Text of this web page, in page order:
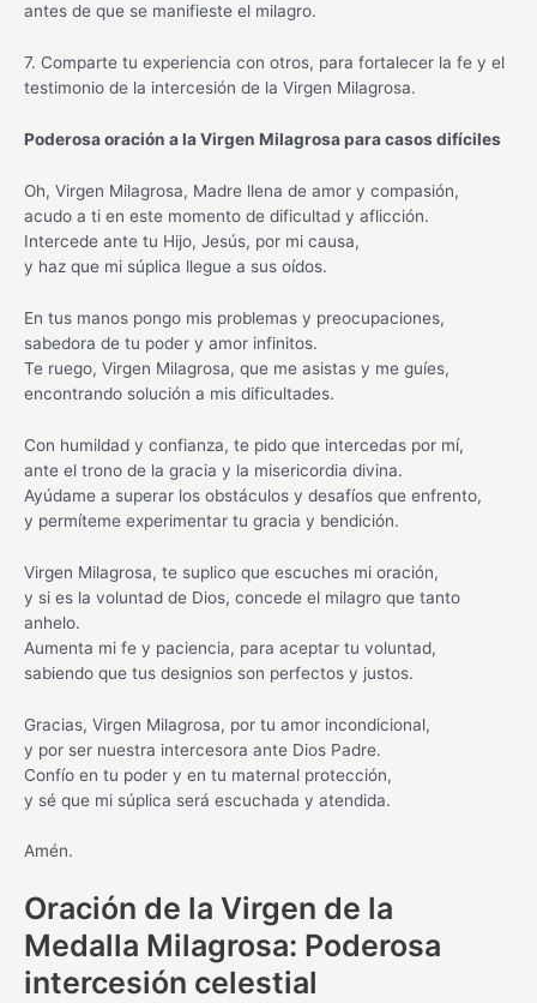
antes de que se manifieste el milagro.
7. Comparte tu experiencia con otros, para fortalecer la fe y el
testimonio de la intercesión de la Virgen Milagrosa.
Poderosa oración a la Virgen Milagrosa para casos difíciles
Oh, Virgen Milagrosa, Madre llena de amor y compasión,
acudo a ti en este momento de dificultad y aflicción.
Intercede ante tu Hijo, Jesús, por mi causa,
y haz que mi súplica llegue a sus oídos.
En tus manos pongo mis problemas y preocupaciones,
sabedora de tu poder y amor infinitos.
Te ruego, Virgen Milagrosa, que me asistas y me guíes,
encontrando solución a mis dificultades.
Con humildad y confianza, te pido que intercedas por mí,
ante el trono de la gracia y la misericordia divina.
Ayúdame a superar los obstáculos y desafíos que enfrento,
y permíteme experimentar tu gracia y bendición.
Virgen Milagrosa, te suplico que escuches mi oración,
y si es la voluntad de Dios, concede el milagro que tanto
anhelo.
Aumenta mi fe y paciencia, para aceptar tu voluntad,
sabiendo que tus designios son perfectos y justos.
Gracias, Virgen Milagrosa, por tu amor incondicional,
y por ser nuestra intercesora ante Dios Padre.
Confío en tu poder y en tu maternal protección,
y sé que mi súplica será escuchada y atendida.
Amén.
Oración de la Virgen de la
Medalla Milagrosa: Poderosa
intercesión celestial